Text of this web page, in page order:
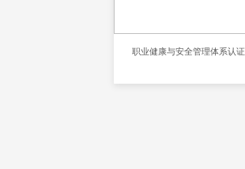
职业健康与安全管理体系认证